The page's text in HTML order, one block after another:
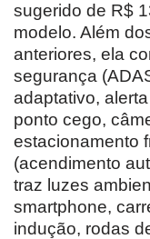
sugerido de R$
modelo. Além
anteriores, ela
segurança
adaptativo,
ponto cego,
estacionamento
(acendimento
traz luzes
smartphone,
indução, rodas